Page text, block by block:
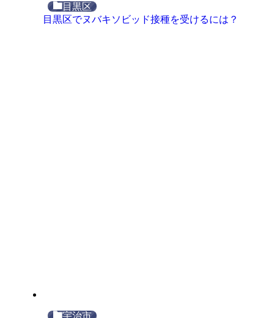
目黒区
目黒区でヌバキソビッド接種を受けるには？
宇治市